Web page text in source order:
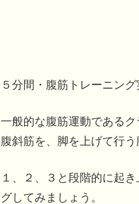
５分間・腹筋トレーニング
一般的な腹筋運動である
腹斜筋を、脚を上げて行
１、２、３と段階的に起
グしてみましょう。